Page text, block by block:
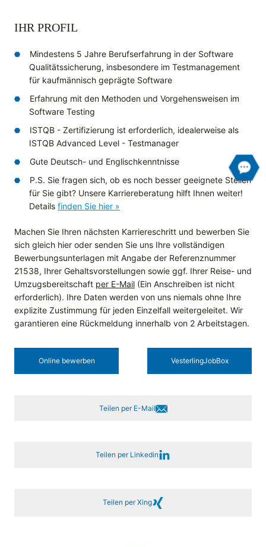
IHR PROFIL
Mindestens 5 Jahre Berufserfahrung in der Software
Qualitätssicherung, insbesondere im Testmanagement
für kaufmännisch geprägte Software
Erfahrung mit den Methoden und Vorgehensweisen im
Software Testing
ISTQB - Zertifizierung ist erforderlich, idealerweise als
ISTQB Advanced Level - Testmanager
Gute Deutsch- und Englischkenntnisse
P.S. Sie fragen sich, ob es noch besser geeignete Stellen
für Sie gibt? Unsere Karriereberatung hilft Ihnen weiter!
Details finden Sie hier »
Machen Sie Ihren nächsten Karriereschritt und bewerben Sie
sich gleich hier oder senden Sie uns Ihre vollständigen
Bewerbungsunterlagen mit Angabe der Referenznummer
21538, Ihrer Gehaltsvorstellungen sowie ggf. Ihrer Reise- und
Umzugsbereitschaft per E-Mail (Ein Anschreiben ist nicht
erforderlich). Ihre Daten werden von uns niemals ohne Ihre
explizite Zustimmung für jeden Einzelfall weitergeleitet. Wir
garantieren eine Rückmeldung innerhalb von 2 Arbeitstagen.
Online bewerben Vesterling­JobBox
Teilen per E-Mail
Teilen per Linkedin
Teilen per Xing